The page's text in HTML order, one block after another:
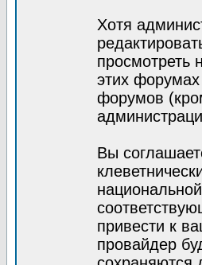
Хотя
просмотреть
этих
форумов
Вы
привести к
провайдер